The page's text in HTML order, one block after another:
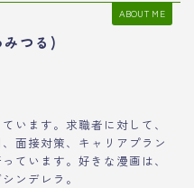
ABOUT ME
つる)
います。求職者に対して、
面接対策、キャリアプラン
ています。好きな漫画は、
ンデレラ。